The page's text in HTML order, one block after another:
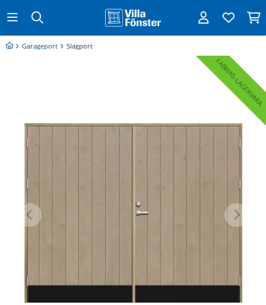
Garageport Slagport
FABRIKS
LAGERVARA